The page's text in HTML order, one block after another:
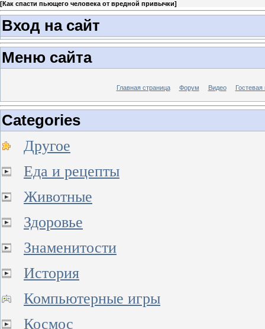
[Как спасти пьющего человека от вредной привычки]
Вход на сайт
Меню сайта
Главная страница Форум Видео Гостевая
Categories
Другое
Еда и рецепты
Животные
Здоровье
Знаменитости
История
Компьютерные игры
Космос